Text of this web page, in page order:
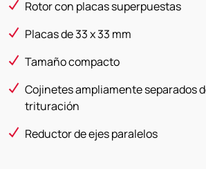
Rotor con placas superpuestas
Placas de 33 x 33 mm
Tamaño compacto
Cojinetes ampliamente separados
trituración
Reductor de ejes paralelos